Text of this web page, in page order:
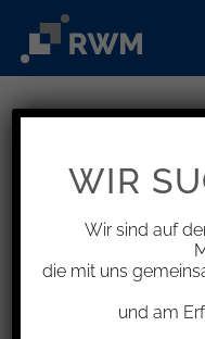
Inhalt
springen
WIR
Wir sind auf
die mit uns
und am